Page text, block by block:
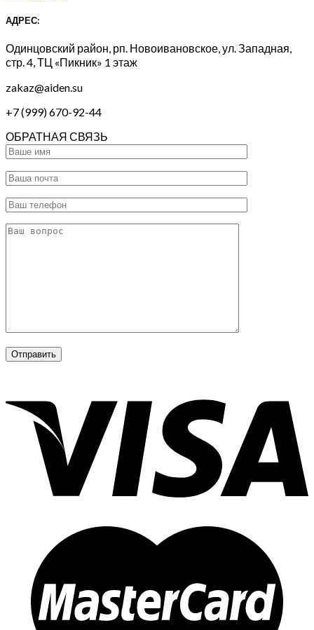
АДРЕС:
Одинцовский район, рп. Новоивановское, ул. Западная,
стр. 4, ТЦ «Пикник» 1 этаж
zakaz@aiden.su
+7 (999) 670-92-44
ОБРАТНАЯ СВЯЗЬ